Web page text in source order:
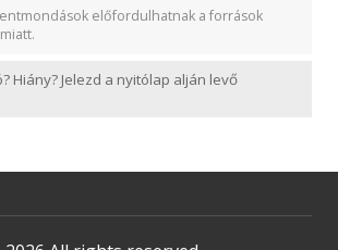
előfordulhatnak a források
Hiány? Jelezd a nyitólap alján levő